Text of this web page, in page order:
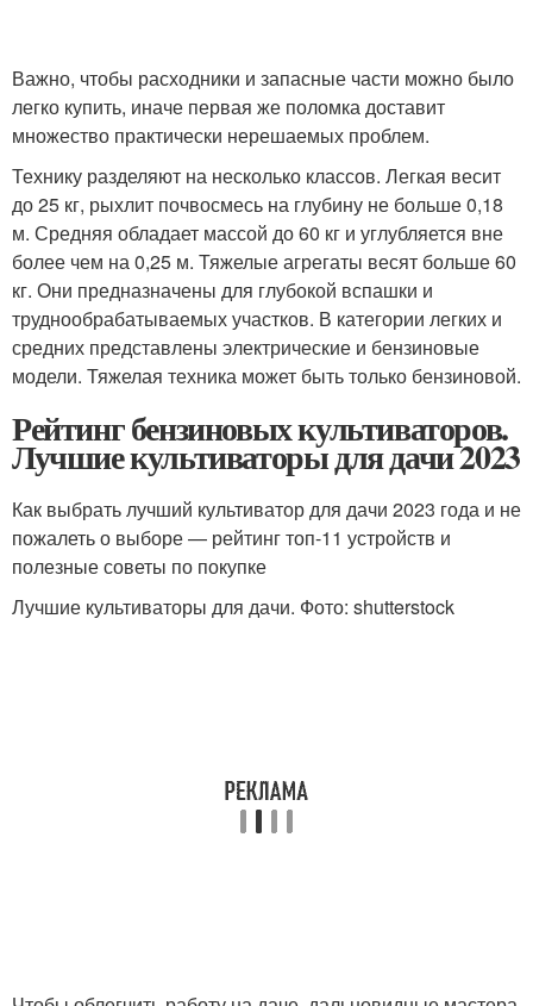
Важно, чтобы расходники и запасные части можно было
легко купить, иначе первая же поломка доставит
множество практически нерешаемых проблем.
Технику разделяют на несколько классов. Легкая весит
до 25 кг, рыхлит почвосмесь на глубину не больше 0,18
м. Средняя обладает массой до 60 кг и углубляется вне
более чем на 0,25 м. Тяжелые агрегаты весят больше 60
кг. Они предназначены для глубокой вспашки и
труднообрабатываемых участков. В категории легких и
средних представлены электрические и бензиновые
модели. Тяжелая техника может быть только бензиновой.
Рейтинг бензиновых культиваторов.
Лучшие культиваторы для дачи 2023
Как выбрать лучший культиватор для дачи 2023 года и не
пожалеть о выборе — рейтинг топ-11 устройств и
полезные советы по покупке
Лучшие культиваторы для дачи. Фото: shutterstock